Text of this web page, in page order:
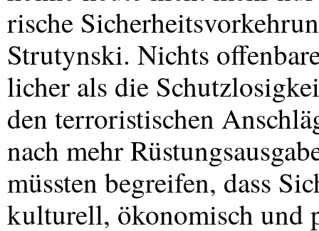
rische
Strutynski. Nichts
licher als die
den terroristischen
nach mehr
müssten begreifen, dass
kulturell, ökonomisch und